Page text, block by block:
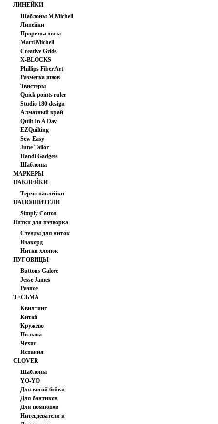
ЛИНЕЙКИ
Шаблоны M.Michell
Линейки
Прорези-слоты
Marti Michell
Creative Grids
X-BLOCKS
Phillips Fiber Art
Разметка швов
Твистеры
Quick points ruler
Studio 180 design
Алмазный край
Quilt In A Day
EZQuilting
Sew Easy
June Tailor
Handi Gadgets
Шаблоны
МАРКЕРЫ
НАКЛЕЙКИ
Термо наклейки
НАПОЛНИТЕЛИ
Simply Cotton
(США)
Нитки для пэчворка
Стенды для ниток
Изакорд
мультиколор
Нитки хлопок
ПУГОВИЦЫ
Buttons Galore
Jesse James
Разное
ТЕСЬМА
Квилтинг
Китай
Кружево
Польша
Чехия
Испания
CLOVER
Шаблоны
YO-YO
Для косой бейки
Для бантиков
Для помпонов
Нитевдеватели и